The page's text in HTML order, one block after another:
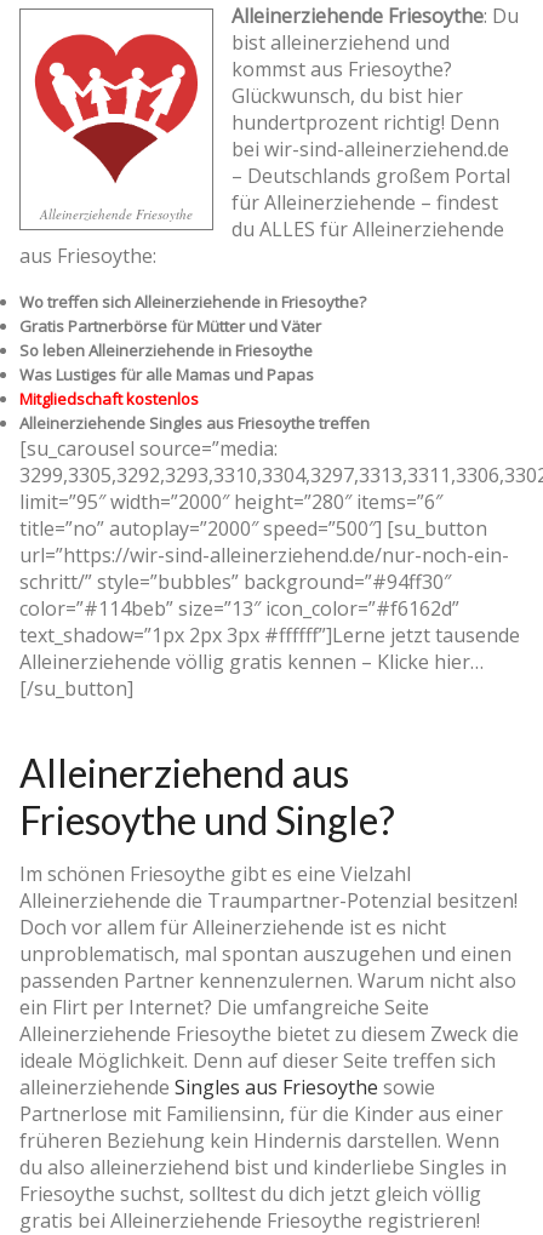
Alleinerziehende Friesoythe
Alleinerziehende Friesoythe: Du
bist alleinerziehend und
kommst aus Friesoythe?
Glückwunsch, du bist hier
hundertprozent richtig! Denn
bei wir-sind-alleinerziehend.de
– Deutschlands großem Portal
für Alleinerziehende – findest
du ALLES für Alleinerziehende
aus Friesoythe:
Wo treffen sich Alleinerziehende in Friesoythe?
Gratis Partnerbörse für Mütter und Väter
So leben Alleinerziehende in Friesoythe
Was Lustiges für alle Mamas und Papas
Mitgliedschaft kostenlos
Alleinerziehende Singles aus Friesoythe treffen
[su_carousel source=”media:
limit=”95″ width=”2000″ height=”280″ items=”6″
title=”no” autoplay=”2000″ speed=”500″] [su_button
url=”https://wir-sind-alleinerziehend.de/nur-noch-ein-
schritt/” style=”bubbles” background=”#94ff30″
color=”#114beb” size=”13″ icon_color=”#f6162d”
text_shadow=”1px 2px 3px #ffffff”]Lerne jetzt tausende
Alleinerziehende völlig gratis kennen – Klicke hier…
[/su_button]
Alleinerziehend aus
Friesoythe und Single?
Im schönen Friesoythe gibt es eine Vielzahl
Alleinerziehende die Traumpartner-Potenzial besitzen!
Doch vor allem für Alleinerziehende ist es nicht
unproblematisch, mal spontan auszugehen und einen
passenden Partner kennenzulernen. Warum nicht also
ein Flirt per Internet? Die umfangreiche Seite
Alleinerziehende Friesoythe bietet zu diesem Zweck die
ideale Möglichkeit. Denn auf dieser Seite treffen sich
alleinerziehende Singles aus Friesoythe sowie
Partnerlose mit Familiensinn, für die Kinder aus einer
früheren Beziehung kein Hindernis darstellen. Wenn
du also alleinerziehend bist und kinderliebe Singles in
Friesoythe suchst, solltest du dich jetzt gleich völlig
gratis bei Alleinerziehende Friesoythe registrieren!